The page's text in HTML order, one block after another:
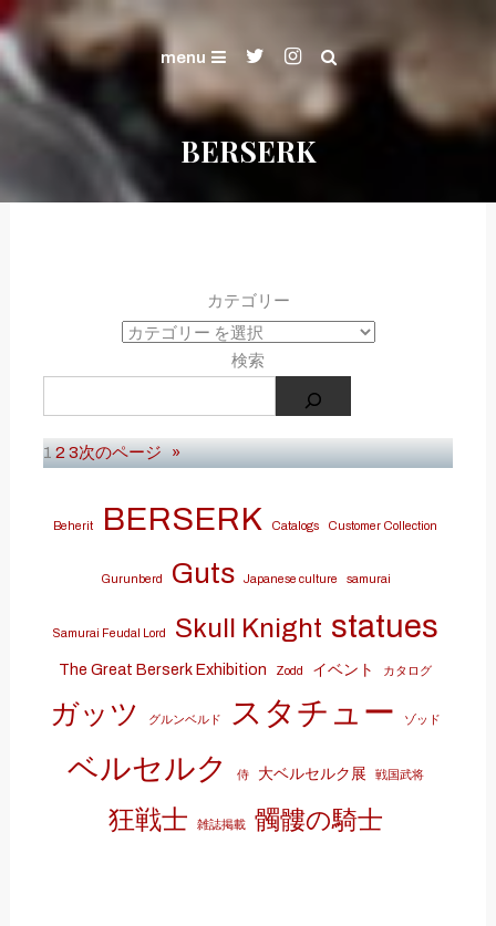
Skip
To
Content
Gallery
ART OF WAR and KENSHIN's Gallery
menu
BERSERK
カテゴリー
検索
1 2 3次のページ »
Beherit BERSERK Catalogs Customer Collection
Gurunberd Guts Japanese culture samurai
Samurai Feudal Lord Skull Knight statues
The Great Berserk Exhibition Zodd イベント カタログ
ガッツ グルンベルド スタチュー ゾッド
ベルセルク 侍 大ベルセルク展 戦国武将
狂戦士 雑誌掲載 髑髏の騎士